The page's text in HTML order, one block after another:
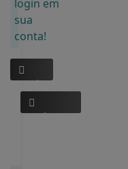
login em
sua
conta!
Login
Cadastre-